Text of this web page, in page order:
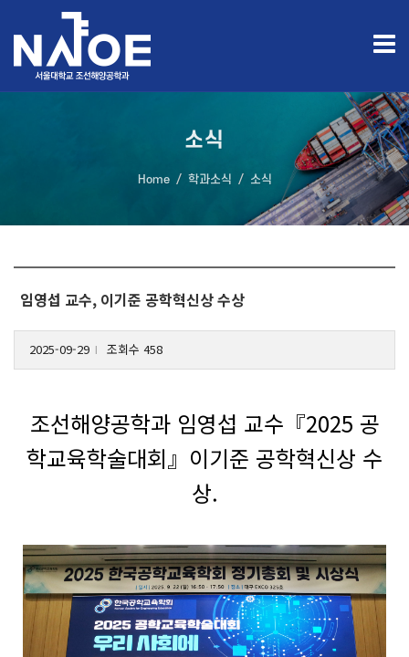
소식
Home 학과소식 소식
임영섭 교수, 이기준 공학혁신상 수상
2025-09-29 조회수 458
조선해양공학과 임영섭 교수『2025 공
학교육학술대회』이기준 공학혁신상 수
상.